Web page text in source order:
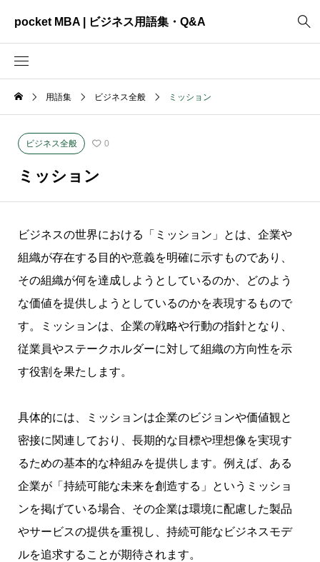
pocket MBA | ビジネス用語集・Q&A
ビジネス全般
資料作成
用語集 ビジネス全般 ミッション
ビジネス全般 0
ミッション
ビジネスの世界における「ミッション」とは、企業や
組織が存在する目的や意義を明確に示すものであり、
その組織が何を達成しようとしているのか、どのよう
な価値を提供しようとしているのかを表現するもので
す。ミッションは、企業の戦略や行動の指針となり、
従業員やステークホルダーに対して組織の方向性を示
す役割を果たします。
具体的には、ミッションは企業のビジョンや価値観と
密接に関連しており、長期的な目標や理想像を実現す
るための基本的な枠組みを提供します。例えば、ある
企業が「持続可能な未来を創造する」というミッショ
ンを掲げている場合、その企業は環境に配慮した製品
やサービスの提供を重視し、持続可能なビジネスモデ
ルを追求することが期待されます。